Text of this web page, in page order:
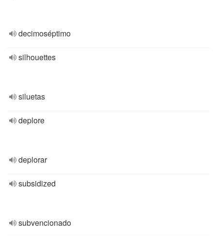
decimoséptimo
silhouettes
siluetas
deplore
deplorar
subsidized
subvencionado